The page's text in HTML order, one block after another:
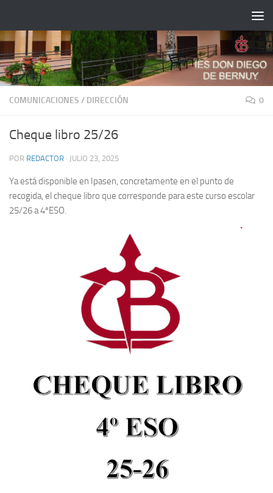
COMUNICACIONES / DIRECCIÓN 0
Cheque libro 25/26
POR REDACTOR · JULIO 23, 2025
Ya está disponible en Ipasen, concretamente en el punto de
recogida, el cheque libro que corresponde para este curso escolar
25/26 a 4ºESO.